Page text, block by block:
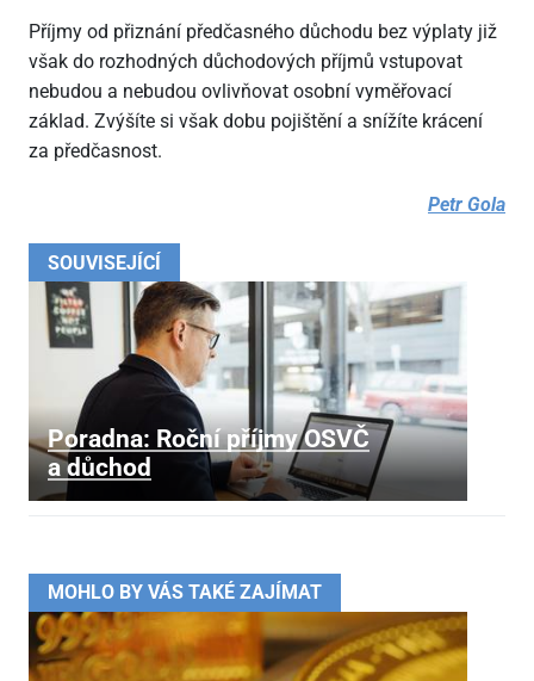
SOUVISEJÍCÍ
Poradna: Roční příjmy OSVČ
a důchod
Příjmy od přiznání předčasného důchodu bez výplaty již
však do rozhodných důchodových příjmů vstupovat
nebudou a nebudou ovlivňovat osobní vyměřovací
základ. Zvýšíte si však dobu pojištění a snížíte krácení
za předčasnost.
Petr Gola
MOHLO BY VÁS TAKÉ ZAJÍMAT